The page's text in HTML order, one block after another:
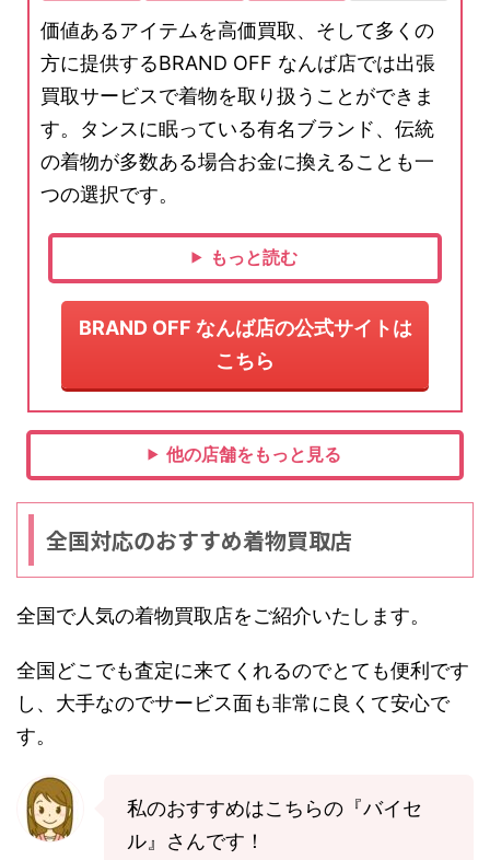
価値あるアイテムを高価買取、そして多くの
方に提供するBRAND OFF なんば店では出張
買取サービスで着物を取り扱うことができま
す。タンスに眠っている有名ブランド、伝統
の着物が多数ある場合お金に換えることも一
つの選択です。
もっと読む
BRAND OFF なんば店の公式サイトは
こちら
他の店舗をもっと見る
全国対応のおすすめ着物買取店
全国で人気の着物買取店をご紹介いたします。
全国どこでも査定に来てくれるのでとても便利です
し、大手なのでサービス面も非常に良くて安心で
す。
私のおすすめはこちらの『バイセ
ル』さんです！